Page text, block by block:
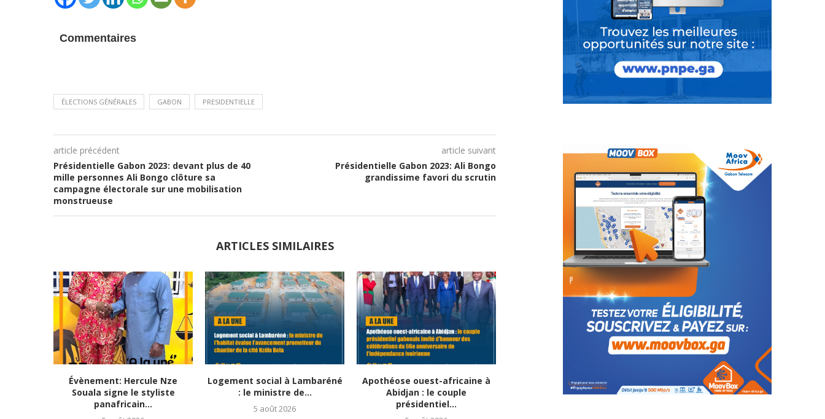
Commentaires
ÉLECTIONS GÉNÉRALES GABON PRESIDENTIELLE
article précédent
Présidentielle Gabon 2023: devant plus de 40
mille personnes Ali Bongo clôture sa
campagne électorale sur une mobilisation
monstrueuse
article suivant
Présidentielle Gabon 2023: Ali Bongo
grandissime favori du scrutin
ARTICLES SIMILAIRES
Évènement: Hercule Nze
Souala signe le styliste
panafricain...
Logement social à Lambaréné
: le ministre de...
5 août 2026
Apothéose ouest-africaine à
Abidjan : le couple
présidentiel...
Solidaire des transitions
africaines : Brice Clotaire
Entre crise de gouvernance et
urgence de transparence,...